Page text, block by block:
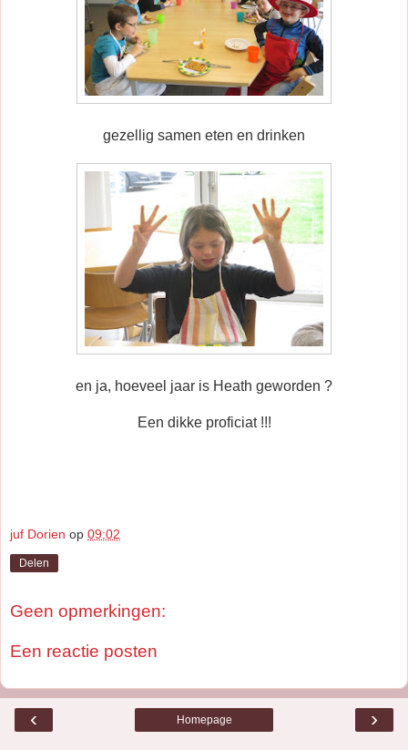
gezellig samen eten en drinken
en ja, hoeveel jaar is Heath geworden ?
Een dikke proficiat !!!
juf Dorien op 09:02
Delen
Geen opmerkingen:
Een reactie posten
‹ ›
Homepage